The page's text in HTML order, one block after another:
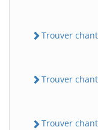
Trouver
Trouver
Trouver